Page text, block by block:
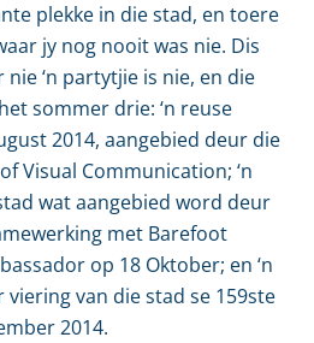
plekke in die stad, en toere
jy nog nooit was nie. Dis
nie ‘n partytjie is nie, en die
sommer drie: ‘n reuse
2014, aangebied deur die
Visual Communication; ‘n
wat aangebied word deur
met Barefoot
op 18 Oktober; en ‘n
van die stad se 159ste
2014.